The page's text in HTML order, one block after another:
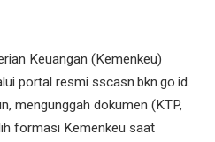
Keuangan (Kemenkeu)
portal resmi sscasn.bkn.go.id.
mengunggah dokumen (KTP,
formasi Kemenkeu saat